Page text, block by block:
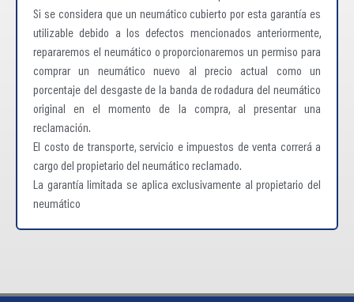
Si se considera que un neumático cubierto por esta garantía es
utilizable debido a los defectos mencionados anteriormente,
repararemos el neumático o proporcionaremos un permiso para
comprar un neumático nuevo al precio actual como un
porcentaje del desgaste de la banda de rodadura del neumático
original en el momento de la compra, al presentar una
reclamación.
El costo de transporte, servicio e impuestos de venta correrá a
cargo del propietario del neumático reclamado.
La garantía limitada se aplica exclusivamente al propietario del
neumático